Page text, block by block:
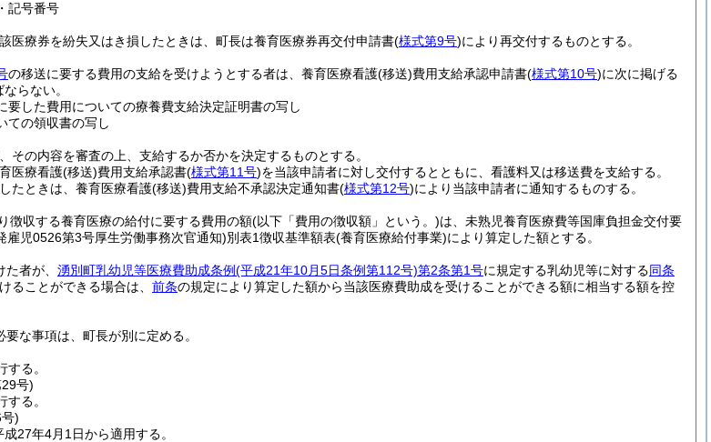
記号番号
医療券を紛失又はき損したときは、町長は養育医療券再交付申請書(様式第9号)により再交付するものとする。
の移送に要する費用の支給を受けようとする者は、養育医療看護(移送)費用支給承認申請書(様式第10号)に次に掲げる
らない。
要した費用についての療養費支給決定証明書の写し
ての領収書の写し
その内容を審査の上、支給するか否かを決定するものとする。
医療看護(移送)費用支給承認書(様式第11号)を当該申請者に対し交付するとともに、看護料又は移送費を支給する。
たときは、養育医療看護(移送)費用支給不承認決定通知書(様式第12号)により当該申請者に通知するものする。
徴収する養育医療の給付に要する費用の額(以下「費用の徴収額」という。)は、未熟児養育医療費等国庫負担金交付要
児0526第3号厚生労働事務次官通知)別表1徴収基準額表(養育医療給付事業)により算定した額とする。
者が、 湧別町乳幼児等医療費助成条例(平成21年10月5日条例第112号)第2条第1号に規定する乳幼児等に対する同条
ることができる場合は、 前条の規定により算定した額から当該医療費助成を受けることができる額に相当する額を控
な事項は、町長が別に定める。
る。
号)
る。
)
27年4月1日から適用する。